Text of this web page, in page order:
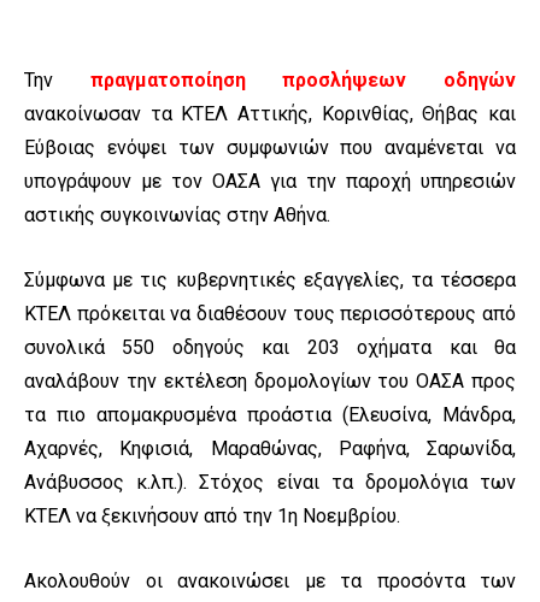
Την πραγματοποίηση προσλήψεων οδηγών
ανακοίνωσαν τα ΚΤΕΛ Αττικής, Κορινθίας, Θήβας και
Εύβοιας ενόψει των συμφωνιών που αναμένεται να
υπογράψουν με τον ΟΑΣΑ για την παροχή υπηρεσιών
αστικής συγκοινωνίας στην Αθήνα.
Σύμφωνα με τις κυβερνητικές εξαγγελίες, τα τέσσερα
ΚΤΕΛ πρόκειται να διαθέσουν τους περισσότερους από
συνολικά 550 οδηγούς και 203 οχήματα και θα
αναλάβουν την εκτέλεση δρομολογίων του ΟΑΣΑ προς
τα πιο απομακρυσμένα προάστια (Ελευσίνα, Μάνδρα,
Αχαρνές, Κηφισιά, Μαραθώνας, Ραφήνα, Σαρωνίδα,
Ανάβυσσος κ.λπ.). Στόχος είναι τα δρομολόγια των
ΚΤΕΛ να ξεκινήσουν από την 1η Νοεμβρίου.
Ακολουθούν οι ανακοινώσει με τα προσόντα των